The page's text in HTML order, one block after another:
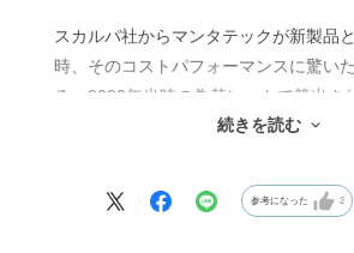
スカルパ社からマンタテックが新製品
時、そのコストパフォーマンスに驚い
る。2020年当時の為替レートで算出さ
円(税込）。世界を代表する一流の登山
ンデミックにより社会が一変する以前
ロースタッフである保科雅則さんと私
続きを読む
参考になった 2